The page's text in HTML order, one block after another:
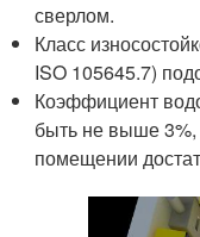
сверлом.
Класс
ISO 105645.7)
Коэффициент
быть не выше 3%,
помещении